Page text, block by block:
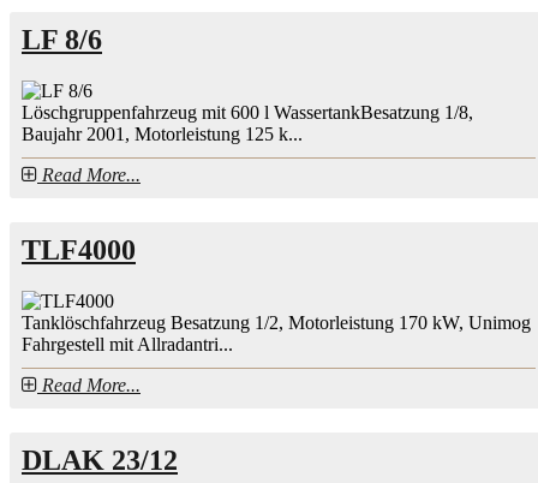
LF 8/6
Löschgruppenfahrzeug mit 600 l WassertankBesatzung 1/8,
Baujahr 2001, Motorleistung 125 k...
Read More...
TLF4000
Tanklöschfahrzeug Besatzung 1/2, Motorleistung 170 kW, Unimog
Fahrgestell mit Allradantri...
Read More...
DLAK 23/12